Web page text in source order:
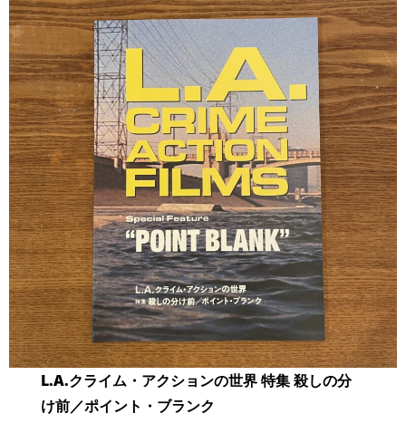
L.A.クライム・アクションの世界 特集 殺しの分
け前／ポイント・ブランク